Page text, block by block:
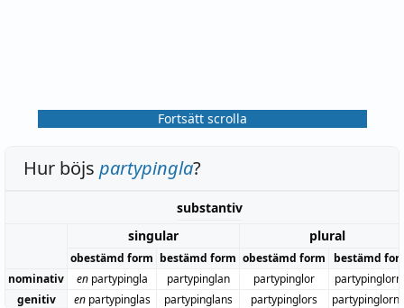
Fortsätt scrolla
Hur böjs partypingla?
substantiv
singular
plural
obestämd form bestämd form obestämd form
bestämd
nominativ
enpartypingla partypinglan partypinglor
genitiv
enpartypinglas partypinglans partypinglors